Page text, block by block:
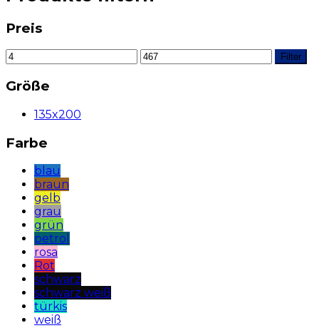
Preis
Filter
Größe
135x200
Farbe
blau
braun
gelb
grau
grün
petrol
rosa
Rot
schwarz
schwarz weiß
türkis
weiß